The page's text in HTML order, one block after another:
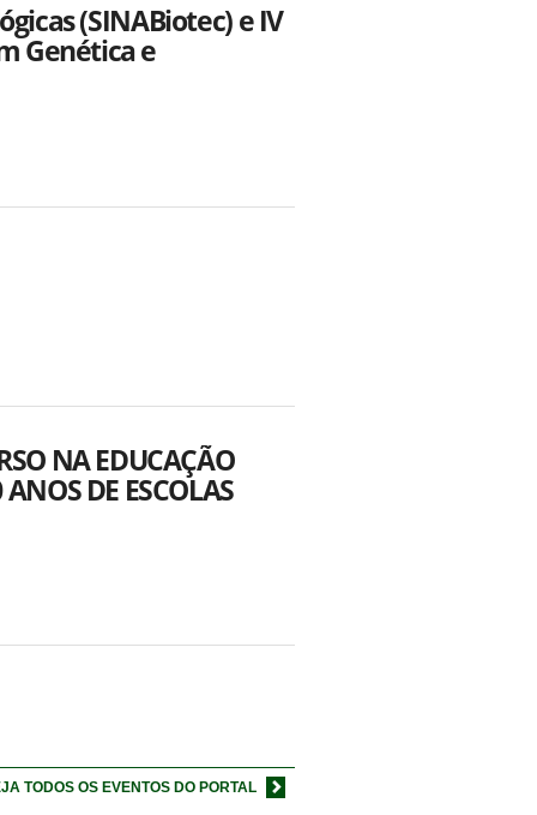
(SINABiotec) e IV
Genética e
NA EDUCAÇÃO
DE ESCOLAS
TODOS OS EVENTOS DO PORTAL